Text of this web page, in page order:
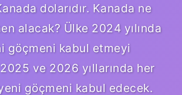
dolarıdır. Kanada ne
alacak? Ülke 2024 yılında
göçmeni kabul etmeyi
ve 2026 yıllarında her
göçmeni kabul edecek.